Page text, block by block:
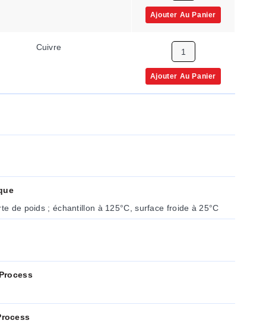
Ajouter Au Panier
Cuivre
Ajouter Au Panier
<0,003 % VCM ; <0,34 % perte de poids ; échantillon à 125°C, surface froide à 25°C